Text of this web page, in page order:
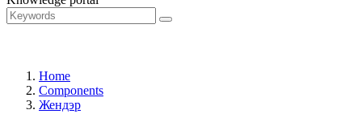
Home
Components
Жендэр